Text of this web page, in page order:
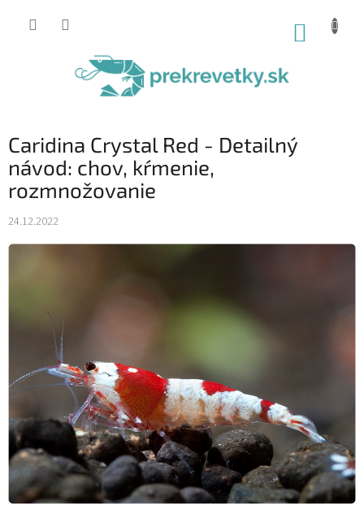
Caridina Crystal Red - Detailný
návod: chov, kŕmenie,
rozmnožovanie
24.12.2022